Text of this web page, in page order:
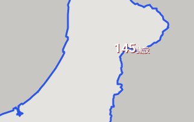
145施設